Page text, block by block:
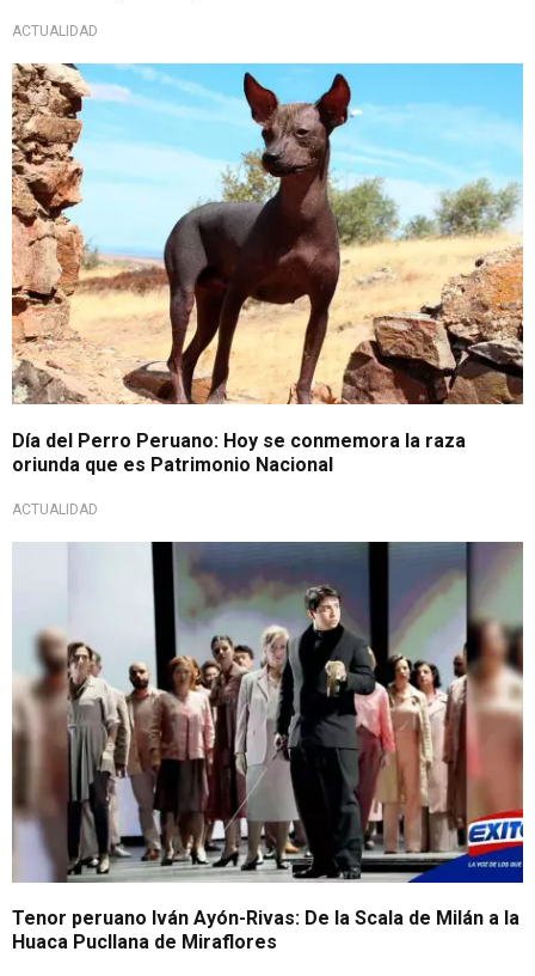
ACTUALIDAD
Patrimonio Nacional
Día del Perro Peruano: Hoy se conmemora la raza
oriunda que es Patrimonio Nacional
ACTUALIDAD
Tenor peruano Iván Ayón-Rivas: De la Scala de Milán a la
Huaca Pucllana de Miraflores